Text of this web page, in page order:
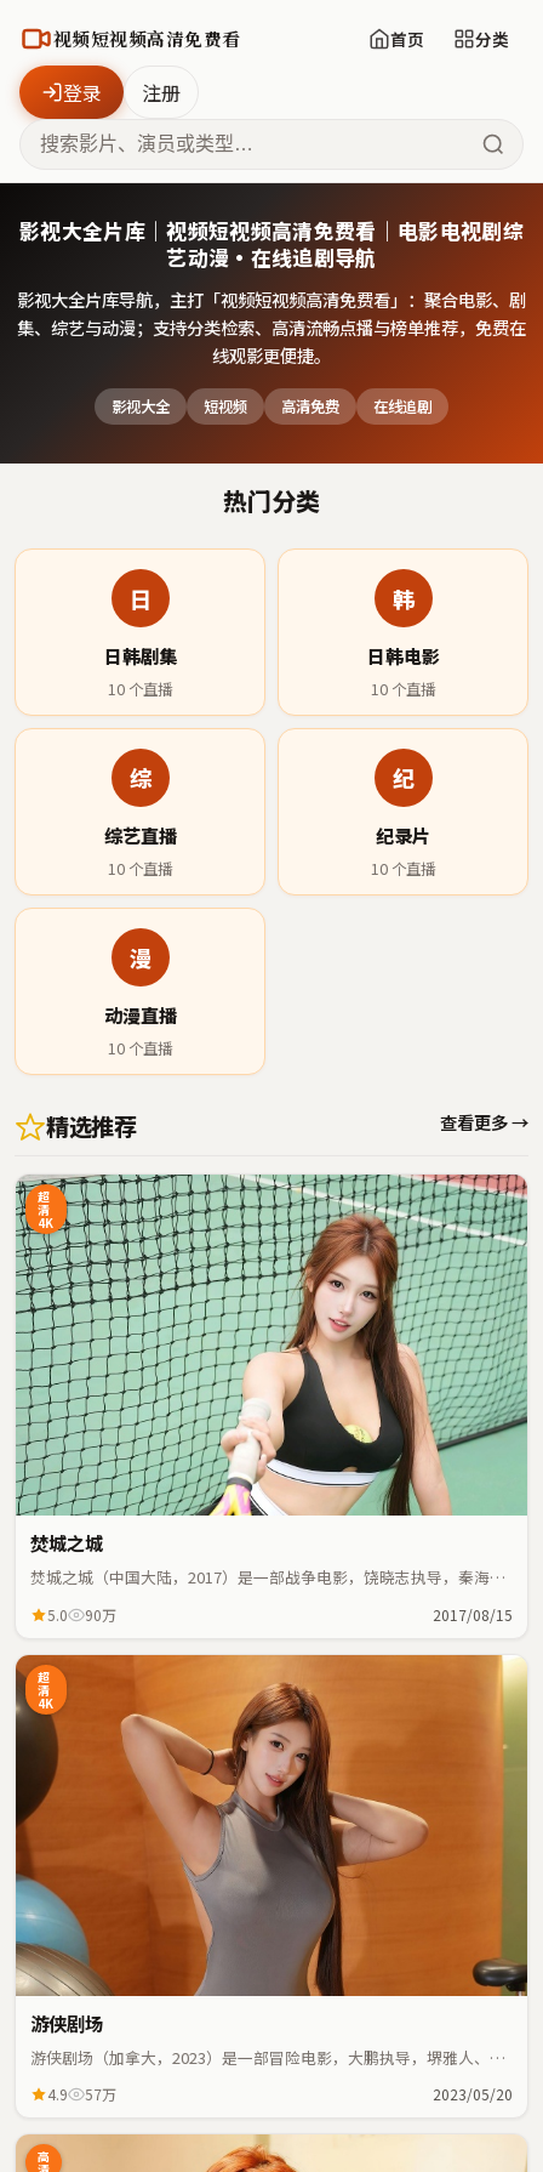
视频短视频高清免费看 首页 分类
登录 注册
影视大全片库｜视频短视频高清免费看｜电影电视剧综
艺动漫·在线追剧导航
影视大全片库导航，主打「视频短视频高清免费看」：聚合电影、剧
集、综艺与动漫；支持分类检索、高清流畅点播与榜单推荐，免费在
线观影更便捷。
影视大全 短视频 高清免费 在线追剧
热门分类
日
日韩剧集
10 个直播
韩
日韩电影
10 个直播
综
综艺直播
10 个直播
纪
纪录片
10 个直播
漫
动漫直播
10 个直播
精选推荐 查看更多 →
超
清
4K
焚城之城
焚城之城（中国大陆，2017）是一部战争电影，饶晓志执导，秦海
5.0 90万 2017/08/15
超
清
4K
游侠剧场
游侠剧场（加拿大，2023）是一部冒险电影，大鹏执导，堺雅人、周
4.9 57万 2023/05/20
高